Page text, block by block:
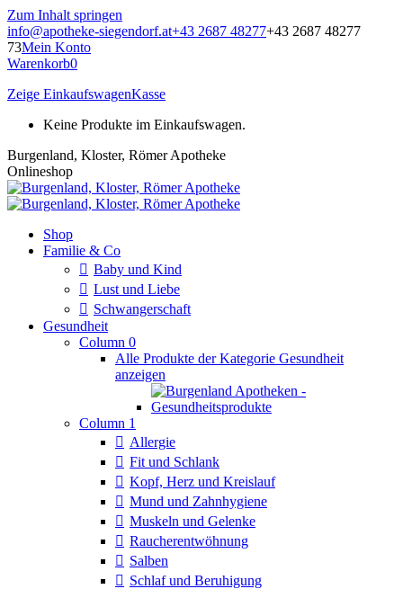
Zum Inhalt springen
info@apotheke-siegendorf.at+43 2687 48277+43 2687 48277
73Mein Konto
Warenkorb0
Zeige EinkaufswagenKasse
Keine Produkte im Einkaufswagen.
Burgenland, Kloster, Römer Apotheke
Onlineshop
Shop
Familie & Co
Baby und Kind
Lust und Liebe
Schwangerschaft
Gesundheit
Column 0
Alle Produkte der Kategorie Gesundheit
anzeigen
Column 1
Allergie
Fit und Schlank
Kopf, Herz und Kreislauf
Mund und Zahnhygiene
Muskeln und Gelenke
Raucherentwöhnung
Salben
Schlaf und Beruhigung